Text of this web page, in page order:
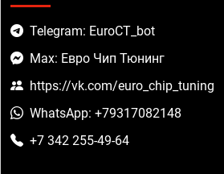
Telegram: EuroCT_bot
Max: Евро Чип Тюнинг
https://vk.com/euro_chip_tuning
WhatsApp: +79317082148
+7 342 255-49-64